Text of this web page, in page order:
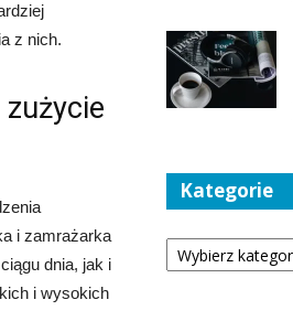
z nich.
i zamrażarka
dnia, jak i
i wysokich
Kategorie
Kategorie